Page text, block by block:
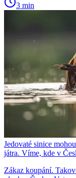
3 min
Jedovaté sinice
játra. Víme, kde v
Zákaz koupání.